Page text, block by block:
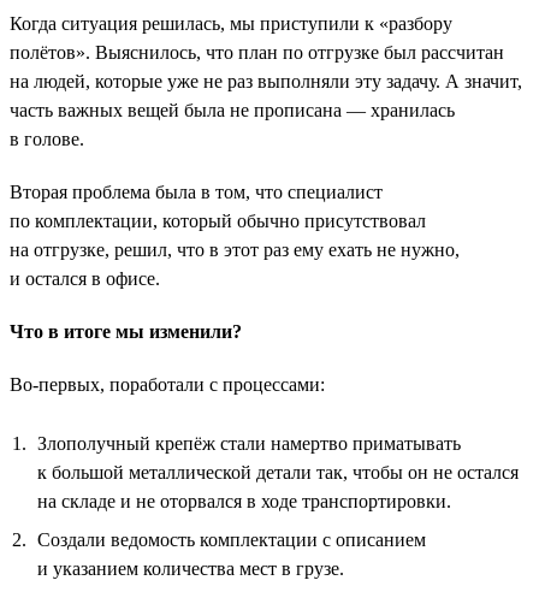
Когда ситуация решилась, мы приступили к «разбору
полётов». Выяснилось, что план по отгрузке был рассчитан
на людей, которые уже не раз выполняли эту задачу. А значит,
часть важных вещей была не прописана — хранилась
в голове.
Вторая проблема была в том, что специалист
по комплектации, который обычно присутствовал
на отгрузке, решил, что в этот раз ему ехать не нужно,
и остался в офисе.
Что в итоге мы изменили?
Во-первых, поработали с процессами:
Злополучный крепёж стали намертво приматывать
к большой металлической детали так, чтобы он не остался
на складе и не оторвался в ходе транспортировки.
Создали ведомость комплектации с описанием
и указанием количества мест в грузе.